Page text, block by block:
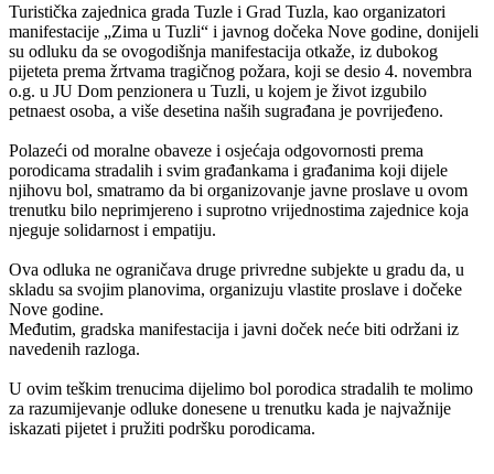
Turistička zajednica grada Tuzle i Grad Tuzla, kao organizatori
manifestacije „Zima u Tuzli“ i javnog dočeka Nove godine, donijeli
su odluku da se ovogodišnja manifestacija otkaže, iz dubokog
pijeteta prema žrtvama tragičnog požara, koji se desio 4. novembra
o.g. u JU Dom penzionera u Tuzli, u kojem je život izgubilo
petnaest osoba, a više desetina naših sugrađana je povrijeđeno.
Polazeći od moralne obaveze i osjećaja odgovornosti prema
porodicama stradalih i svim građankama i građanima koji dijele
njihovu bol, smatramo da bi organizovanje javne proslave u ovom
trenutku bilo neprimjereno i suprotno vrijednostima zajednice koja
njeguje solidarnost i empatiju.
Ova odluka ne ograničava druge privredne subjekte u gradu da, u
skladu sa svojim planovima, organizuju vlastite proslave i dočeke
Nove godine.
Međutim, gradska manifestacija i javni doček neće biti održani iz
navedenih razloga.
U ovim teškim trenucima dijelimo bol porodica stradalih te molimo
za razumijevanje odluke donesene u trenutku kada je najvažnije
iskazati pijetet i pružiti podršku porodicama.